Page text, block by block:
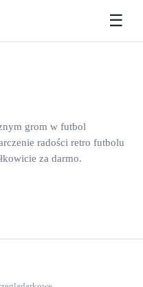
☰
grom w futbol
radości retro futbolu
za darmo.